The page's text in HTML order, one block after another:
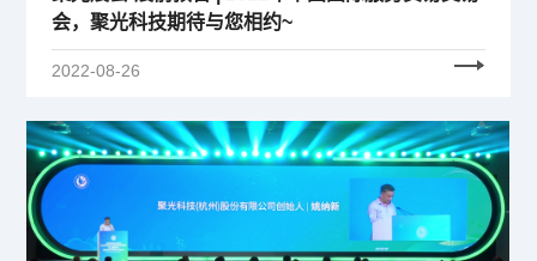
会，聚光科技期待与您相约~
2022-08-26